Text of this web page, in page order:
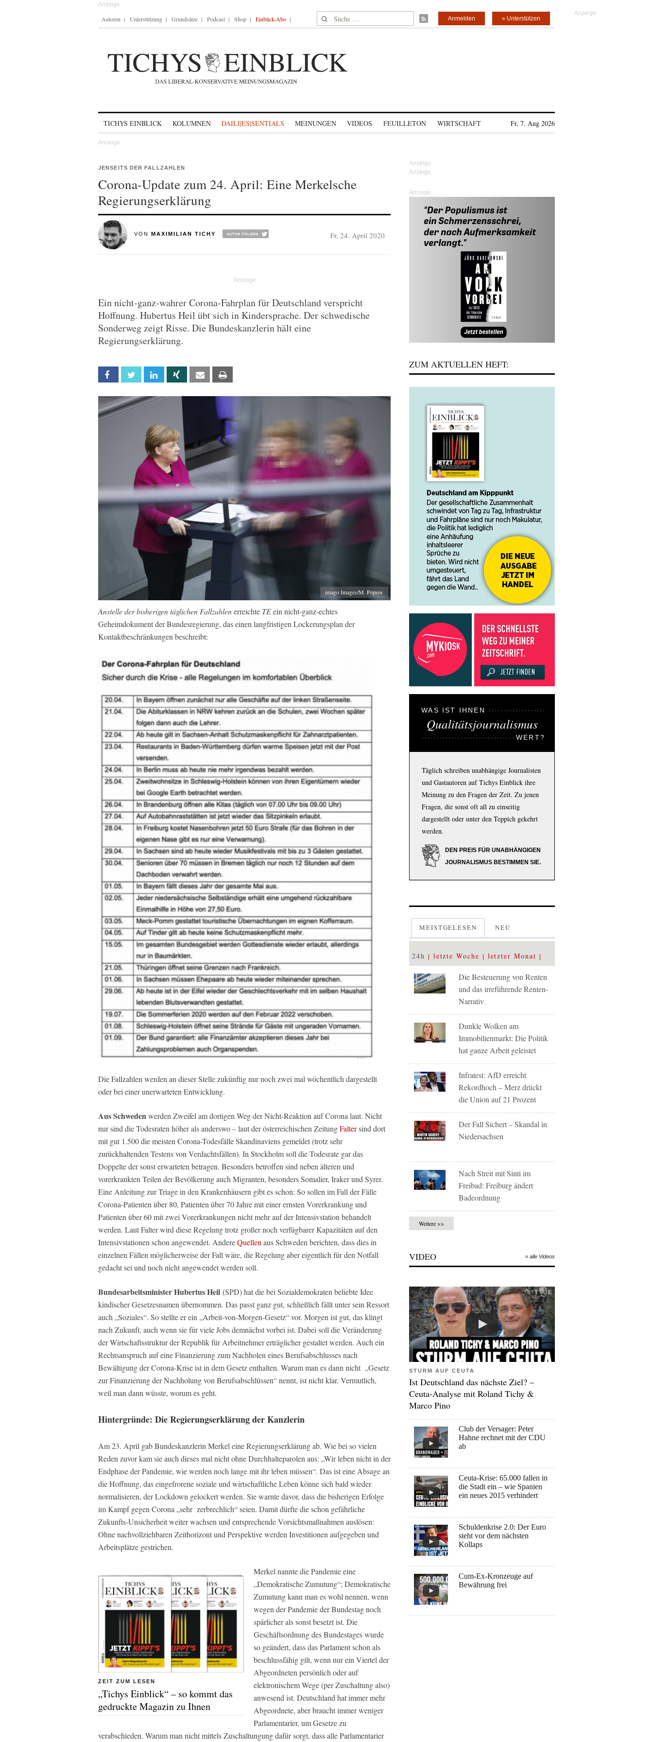
Autoren Unterstützung Grundsätze Podcast Shop Einblick-Abo Suche nach: » Unterstützen
Anmelden
TICHYS EINBLICK KOLUMNEN DAILI|ES|SENTIALS MEINUNGEN VIDEOS FEUILLETON WIRTSCHAFT Fr, 7. Aug 2026
JENSEITS DER FALLZAHLEN
Corona-Update zum 24. April: Eine Merkelsche
Regierungserklärung
VON MAXIMILIAN TICHY Fr, 24. April 2020
Ein nicht-ganz-wahrer Corona-Fahrplan für Deutschland verspricht
Hoffnung. Hubertus Heil übt sich in Kindersprache. Der schwedische
Sonderweg zeigt Risse. Die Bundeskanzlerin hält eine
Regierungserklärung.
Facebook Twitter Linkedin Xing Email
imago Images/M. Popow
Anstelle der bisherigen täglichen Fallzahlenerreichte TEein nicht-ganz-echtes
Geheimdokument der Bundesregierung, das einen langfristigen Lockerungsplan der
Kontaktbeschränkungen beschreibt:
Die Fallzahlen werden an dieser Stelle zukünftig nur noch zwei mal wöchentlich dargestellt
oder bei einer unerwarteten Entwicklung.
Aus Schwedenwerden Zweifel am dortigen Weg der Nicht-Reaktion auf Corona laut. Nicht
nur sind die Todesraten höher als anderswo – laut der österreichischen ZeitungFaltersind dort
mit gut 1.500 die meisten Corona-Todesfälle Skandinaviens gemeldet (trotz sehr
zurückhaltenden Testens von Verdachtsfällen). In Stockholm soll die Todesrate gar das
Doppelte der sonst erwarteten betragen. Besonders betroffen sind neben älteren und
vorerkrankten Teilen der Bevölkerung auch Migranten, besonders Somalier, Iraker und Syrer.
Eine Anleitung zur Triage in den Krankenhäusern gibt es schon: So sollen im Fall der Fälle
Corona-Patienten über 80, Patienten über 70 Jahre mit einer ernsten Vorerkrankung und
Patienten über 60 mit zwei Vorerkrankungen nicht mehr auf der Intensivstation behandelt
werden. LautFalterwird diese Regelung trotz großer noch verfügbarer Kapazitäten auf den
Intensivstationen schon angewendet. AndereQuellenaus Schweden berichten, dass dies in
einzelnen Fällen möglicherweise der Fall wäre, die Regelung aber eigentlich für den Notfall
gedacht sei und noch nicht angewendet werden soll.
Bundesarbeitsminister Hubertus Heil (SPD) hat die bei Sozialdemokraten beliebte Idee
kindischer Gesetzesnamen übernommen. Das passt ganz gut, schließlich fällt unter sein Ressort
auch „Soziales“. So stellte er ein „Arbeit-von-Morgen-Gesetz“ vor. Morgen ist gut, das klingt
nach Zukunft, auch wenn sie für viele Jobs demnächst vorbei ist. Dabei soll die Veränderung
der Wirtschaftsstruktur der Republik für Arbeitnehmer erträglicher gestaltet werden. Auch ein
Rechtsanspruch auf eine Finanzierung zum Nachholen eines Berufsabschlusses nach
Bewältigung der Corona-Krise ist in dem Gesetz enthalten. Warum man es dann nicht „Gesetz
zur Finanzierung der Nachholung von Berufsabschlüssen“ nennt, ist nicht klar. Vermutlich,
weil man dann wüsste, worum es geht.
Hintergründe: Die Regierungserklärung der Kanzlerin
Am 23. April gab Bundeskanzlerin Merkel eine Regierungserklärung ab. Wie bei so vielen
Reden zuvor kam sie auch dieses mal nicht ohne Durchhalteparolen aus: „Wir leben nicht in der
Endphase der Pandemie, wie werden noch lange mit ihr leben müssen“. Das ist eine Absage an
die Hoffnung, das eingefrorene soziale und wirtschaftliche Leben könne sich bald wieder
normalisieren, der Lockdown gelockert werden. Sie warnte davor, dass die bisherigen Erfolge
im Kampf gegen Corona „sehr zerbrechlich“ seien. Damit dürfte die schon gefährliche
Zukunfts-Unsicherheit weiter wachsen und entsprechende Vorsichtsmaßnahmen auslösen:
Ohne nachvollziehbaren Zeithorizont und Perspektive werden Investitionen aufgegeben und
Arbeitsplätze gestrichen.
ZEIT ZUM LESEN
„Tichys Einblick“ – so kommt das
gedruckte Magazin zu Ihnen
Merkel nannte die Pandemie eine
„Demokratische Zumutung“; Demokratische
Zumutung kann man es wohl nennen, wenn
wegen der Pandemie der Bundestag noch
spärlicher als sonst besetzt ist. Die
Geschäftsordnung des Bundestages wurde
so geändert, dass das Parlament schon als
beschlussfähig gilt, wenn nur ein Viertel der
Abgeordneten persönlich oder auf
elektronischem Wege (per Zuschaltung also)
anwesend ist. Deutschland hat immer mehr
Abgeordnete, aber braucht immer weniger
Parlamentarier, um Gesetze zu
verabschieden. Warum man nicht mittels Zuschaltungung dafür sorgt, dass alle Parlamentarier
Anzeige
ZUM AKTUELLEN HEFT:
WAS IST IHNEN
Qualitätsjournalismus
WERT?
Täglich schreiben unabhängige Journalisten
und Gastautoren auf Tichys Einblick ihre
Meinung zu den Fragen der Zeit. Zu jenen
Fragen, die sonst oft all zu einseitig
dargestellt oder unter den Teppich gekehrt
werden.
DEN PREIS FÜR UNABHÄNGIGEN
JOURNALISMUS BESTIMMEN SIE.
MEISTGELESEN NEU
24h letzte Woche letzter Monat
Die Besteuerung von Renten
und das irreführende Renten-
Narrativ
Dunkle Wolken am
Immobilienmarkt: Die Politik
hat ganze Arbeit geleistet
Infratest: AfD erreicht
Rekordhoch – Merz drückt
die Union auf 21 Prozent
Der Fall Sichert – Skandal in
Niedersachsen
Nach Streit mit Sinti im
Freibad: Freiburg ändert
Badeordnung
Weitere >>
VIDEO » alle Videos
STURM AUF CEUTA
Ist Deutschland das nächste Ziel? –
Ceuta-Analyse mit Roland Tichy &
Marco Pino
Club der Versager: Peter
Hahne rechnet mit der CDU
ab
Ceuta-Krise: 65.000 fallen in
die Stadt ein – wie Spanien
ein neues 2015 verhindert
Schuldenkrise 2.0: Der Euro
steht vor dem nächsten
Kollaps
Cum-Ex-Kronzeuge auf
Bewährung frei